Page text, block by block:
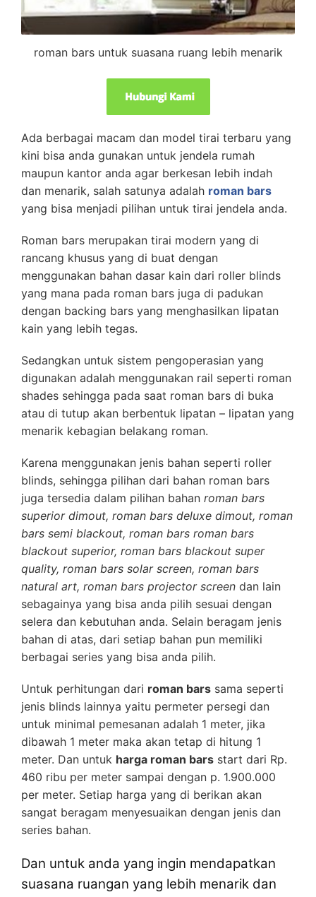
roman bars untuk suasana ruang lebih menarik
Ada berbagai macam dan model tirai terbaru yang
kini bisa anda gunakan untuk jendela rumah
maupun kantor anda agar berkesan lebih indah
dan menarik, salah satunya adalah roman bars
yang bisa menjadi pilihan untuk tirai jendela anda.
Roman bars merupakan tirai modern yang di
rancang khusus yang di buat dengan
menggunakan bahan dasar kain dari roller blinds
yang mana pada roman bars juga di padukan
dengan backing bars yang menghasilkan lipatan
kain yang lebih tegas.
Sedangkan untuk sistem pengoperasian yang
digunakan adalah menggunakan rail seperti roman
shades sehingga pada saat roman bars di buka
atau di tutup akan berbentuk lipatan – lipatan yang
menarik kebagian belakang roman.
Karena menggunakan jenis bahan seperti roller
blinds, sehingga pilihan dari bahan roman bars
juga tersedia dalam pilihan bahan roman bars
superior dimout, roman bars deluxe dimout, roman
bars semi blackout, roman bars roman bars
blackout superior, roman bars blackout super
quality, roman bars solar screen, roman bars
natural art, roman bars projector screen dan lain
sebagainya yang bisa anda pilih sesuai dengan
selera dan kebutuhan anda. Selain beragam jenis
bahan di atas, dari setiap bahan pun memiliki
berbagai series yang bisa anda pilih.
Untuk perhitungan dari roman bars sama seperti
jenis blinds lainnya yaitu permeter persegi dan
untuk minimal pemesanan adalah 1 meter, jika
dibawah 1 meter maka akan tetap di hitung 1
meter. Dan untuk harga roman bars start dari Rp.
460 ribu per meter sampai dengan p. 1.900.000
per meter. Setiap harga yang di berikan akan
sangat beragam menyesuaikan dengan jenis dan
series bahan.
Dan untuk anda yang ingin mendapatkan
suasana ruangan yang lebih menarik dan